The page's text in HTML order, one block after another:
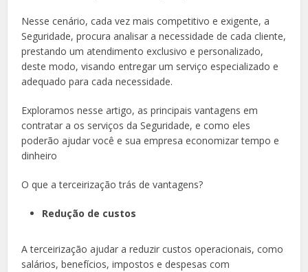
Nesse cenário, cada vez mais competitivo e exigente, a
Seguridade, procura analisar a necessidade de cada cliente,
prestando um atendimento exclusivo e personalizado,
deste modo, visando entregar um serviço especializado e
adequado para cada necessidade.
Exploramos nesse artigo, as principais vantagens em
contratar a os serviços da Seguridade, e como eles
poderão ajudar você e sua empresa economizar tempo e
dinheiro
O que a terceirização trás de vantagens?
Redução de custos
A terceirização ajudar a reduzir custos operacionais, como
salários, benefícios, impostos e despesas com